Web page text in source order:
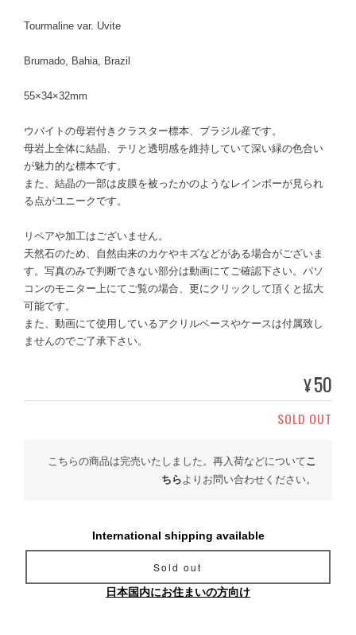
Tourmaline var. Uvite
Brumado, Bahia, Brazil
55×34×32mm
ウバイトの母岩付きクラスター標本、ブラジル産です。
母岩上全体に結晶、テリと透明感を維持していて深い緑の色合い
が魅力的な標本です。
また、結晶の一部は皮膜を被ったかのようなレインボーが見られ
る点がユニークです。
リペアや加工はございません。
天然石のため、自然由来のカケやキズなどがある場合がございま
す。写真のみで判断できない部分は動画にてご確認下さい。パソ
コンのモニター上にてご覧の場合、更にクリックして頂くと拡大
可能です。
また、動画にて使用しているアクリルベースやケースは付属致し
ませんのでご了承下さい。
¥50
SOLD OUT
こちらの商品は完売いたしました。再入荷などについてこ
ちらよりお問い合わせください。
International shipping available
Sold out
日本国内にお住まいの方向け